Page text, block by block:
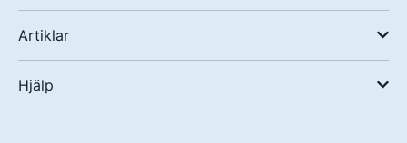
Artiklar
Hjälp